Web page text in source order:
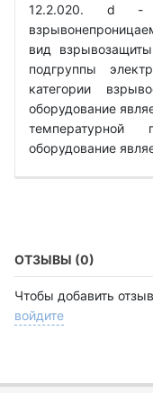
12.2.020. d -
вид
подгруппы
категории
оборудование
оборудование
ОТЗЫВЫ (0)
Чтобы добавить
войдите